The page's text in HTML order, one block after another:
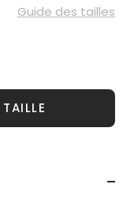
Guide des tailles